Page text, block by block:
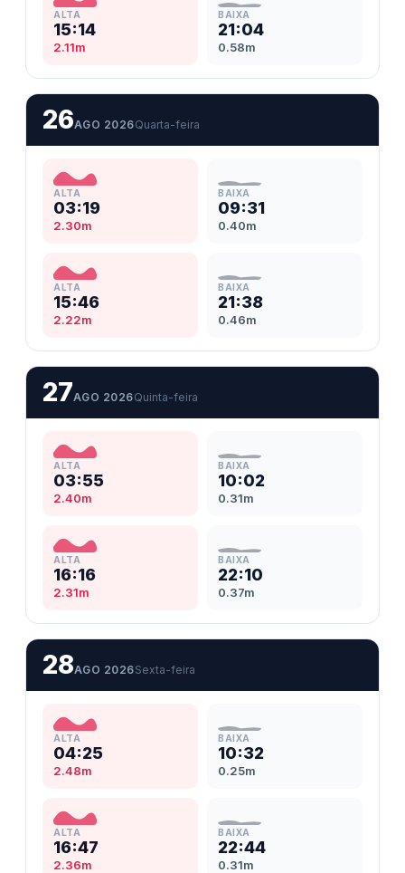
ALTA
15:14
2.11m
BAIXA
21:04
0.58m
26AGO 2026Quarta-feira
ALTA
03:19
2.30m
BAIXA
09:31
0.40m
ALTA
15:46
2.22m
BAIXA
21:38
0.46m
27AGO 2026Quinta-feira
ALTA
03:55
2.40m
BAIXA
10:02
0.31m
ALTA
16:16
2.31m
BAIXA
22:10
0.37m
28AGO 2026Sexta-feira
ALTA
04:25
2.48m
BAIXA
10:32
0.25m
ALTA
16:47
2.36m
BAIXA
22:44
0.31m